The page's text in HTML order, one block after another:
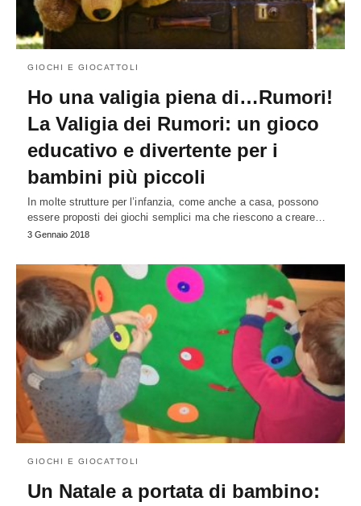
GIOCHI E GIOCATTOLI
Ho una valigia piena di…Rumori!
La Valigia dei Rumori: un gioco
educativo e divertente per i
bambini più piccoli
In molte strutture per l’infanzia, come anche a casa, possono
essere proposti dei giochi semplici ma che riescono a creare…
3 Gennaio 2018
GIOCHI E GIOCATTOLI
Un Natale a portata di bambino: